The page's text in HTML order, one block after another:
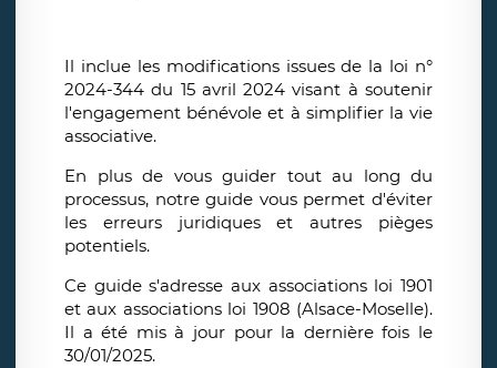
Il inclue les modifications issues de la loi n°
2024-344 du 15 avril 2024 visant à soutenir
l'engagement bénévole et à simplifier la vie
associative.
En plus de vous guider tout au long du
processus, notre guide vous permet d'éviter
les erreurs juridiques et autres pièges
potentiels.
Ce guide s'adresse aux associations loi 1901
et aux associations loi 1908 (Alsace-Moselle).
Il a été mis à jour pour la dernière fois le
30/01/2025.